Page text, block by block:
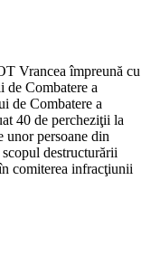
Vrancea împreună cu
Combatere a
de Combatere a
40 de percheziţii la
persoane din
destructurării
comiterea infracţiunii